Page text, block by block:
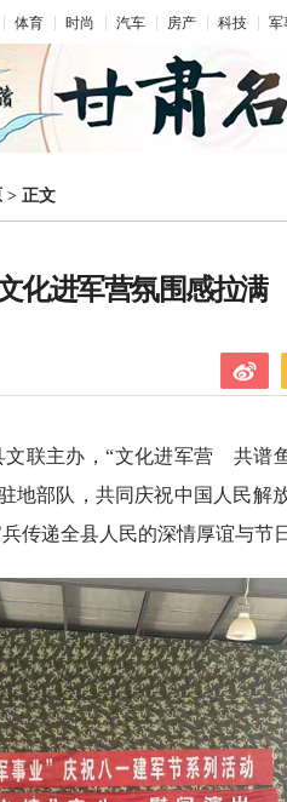
体育 时尚 汽车 房产 科技 军
> 正文
化进军营氛围感拉满
联主办，“文化进军营 共谱
地部队，共同庆祝中国人民解
传递全县人民的深情厚谊与节